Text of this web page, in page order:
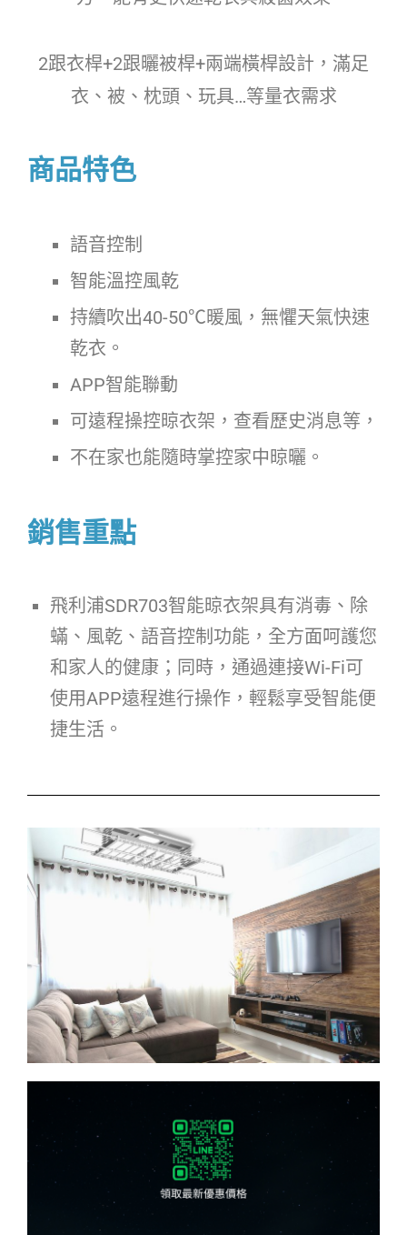
2跟衣桿+2跟曬被桿+兩端橫桿設計，滿足
衣、被、枕頭、玩具…等量衣需求
商品特色
語音控制
智能溫控風乾
持續吹出40-50℃暖風，無懼天氣快速
乾衣。
APP智能聯動
可遠程操控晾衣架，查看歷史消息等，
不在家也能隨時掌控家中晾曬。
銷售重點
飛利浦SDR703智能晾衣架具有消毒、除
蟎、風乾、語音控制功能，全方面呵護您
和家人的健康；同時，通過連接Wi-Fi可
使用APP遠程進行操作，輕鬆享受智能便
捷生活。